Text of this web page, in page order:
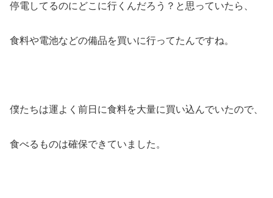
停電してるのにどこに行くんだろう？と思っていたら、
食料や電池などの備品を買いに行ってたんですね。
僕たちは運よく前日に食料を大量に買い込んでいたので、
食べるものは確保できていました。